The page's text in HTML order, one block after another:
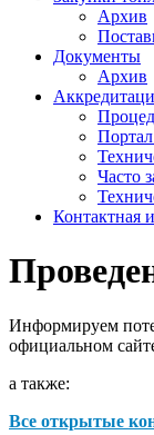
Архив
Документы
Архив
Часто
Контактная
Информируем
официальном
а также:
Все открытые